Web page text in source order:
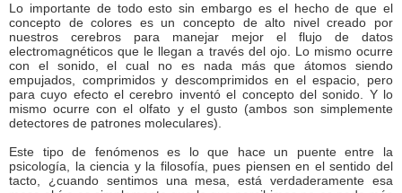
Lo importante de todo esto sin embargo es el hecho de que el
concepto de colores es un concepto de alto nivel creado por
nuestros cerebros para manejar mejor el flujo de datos
electromagnéticos que le llegan a través del ojo. Lo mismo ocurre
con el sonido, el cual no es nada más que átomos siendo
empujados, comprimidos y descomprimidos en el espacio, pero
para cuyo efecto el cerebro inventó el concepto del sonido. Y lo
mismo ocurre con el olfato y el gusto (ambos son simplemente
detectores de patrones moleculares).
Este tipo de fenómenos es lo que hace un puente entre la
psicología, la ciencia y la filosofía, pues piensen en el sentido del
tacto, ¿cuando sentimos una mesa, está verdaderamente esa